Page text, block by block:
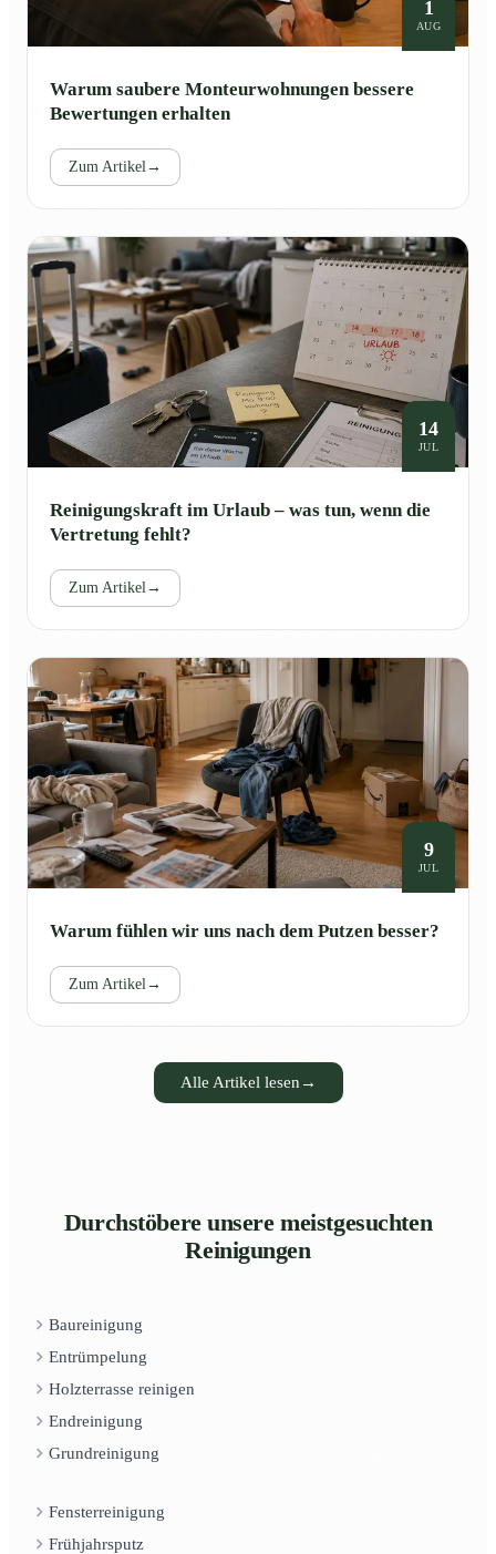
1
AUG
Warum saubere Monteurwohnungen bessere
Bewertungen erhalten
Zum Artikel →
14
JUL
Reinigungskraft im Urlaub – was tun, wenn die
Vertretung fehlt?
Zum Artikel →
9
JUL
Warum fühlen wir uns nach dem Putzen besser?
Zum Artikel →
Alle Artikel lesen →
Durchstöbere unsere meistgesuchten
Reinigungen
Baureinigung
Entrümpelung
Holzterrasse reinigen
Endreinigung
Grundreinigung
Fensterreinigung
Frühjahrsputz